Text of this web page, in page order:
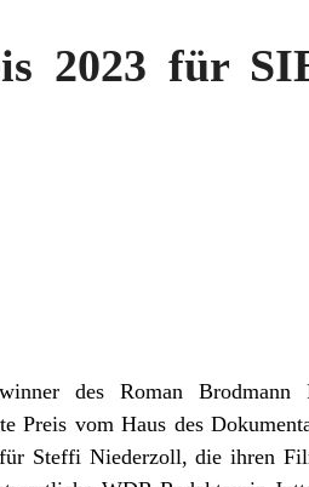
2023 für
des Roman
Preis vom Haus des
Steffi Niederzoll, die ihren